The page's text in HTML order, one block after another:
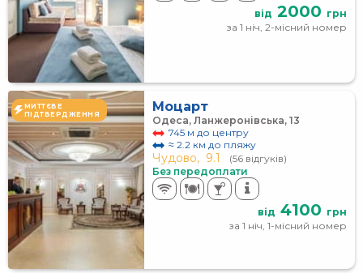
від 2000 грн
за 1 ніч, 2-місний номер
МИТТЄВЕ
ПІДТВЕРДЖЕННЯ
Моцарт
Одеса, Ланжеронівська, 13
745 м до центру
≈ 2.2 км до пляжу
Чудово, 9.1
(56 відгуків)
Без передоплати
від 4100 грн
за 1 ніч, 1-місний номер